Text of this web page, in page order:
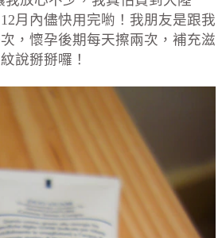
月內儘快用完喲！我朋友是跟我
，懷孕後期每天擦兩次，補充滋
說掰掰囉！